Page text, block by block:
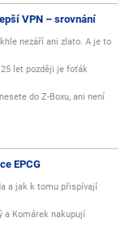
VPN – srovnání
nezáří ani zlato. A je to
let později je foťák
do Z-Boxu, ani není
EPCG
a jak k tomu přispívají
a Komárek nakupují